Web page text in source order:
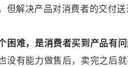
但解决产品对消费者的交付
困难，是消费者买到产品有
没有能力做售后，卖完之后